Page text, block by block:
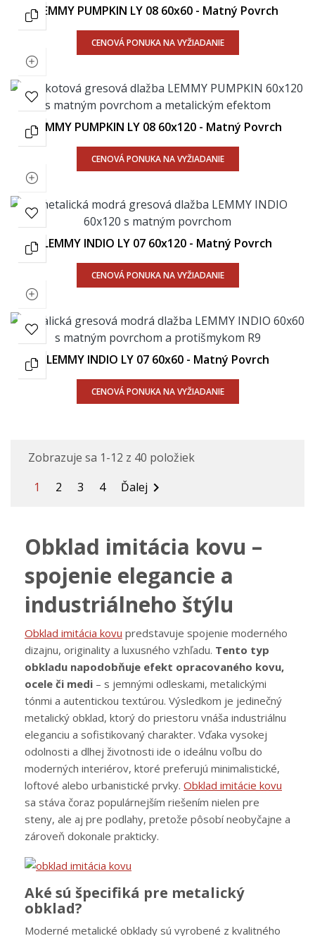
LEMMY PUMPKIN LY 08 60x60 - Matný Povrch
CENOVÁ PONUKA NA VYŽIADANIE
LEMMY PUMPKIN LY 08 60x120 - Matný Povrch
CENOVÁ PONUKA NA VYŽIADANIE
LEMMY INDIO LY 07 60x120 - Matný Povrch
CENOVÁ PONUKA NA VYŽIADANIE
LEMMY INDIO LY 07 60x60 - Matný Povrch
CENOVÁ PONUKA NA VYŽIADANIE
Zobrazuje sa 1-12 z 40 položiek
1
2 3 4 Ďalej 
Obklad imitácia kovu –
spojenie elegancie a
industriálneho štýlu
Obklad imitácia kovu predstavuje spojenie moderného
dizajnu, originality a luxusného vzhľadu. Tento typ
obkladu napodobňuje efekt opracovaného kovu,
ocele či medi – s jemnými odleskami, metalickými
tónmi a autentickou textúrou. Výsledkom je jedinečný
metalický obklad, ktorý do priestoru vnáša industriálnu
eleganciu a sofistikovaný charakter. Vďaka vysokej
odolnosti a dlhej životnosti ide o ideálnu voľbu do
moderných interiérov, ktoré preferujú minimalistické,
loftové alebo urbanistické prvky. Obklad imitácie kovu
sa stáva čoraz populárnejším riešením nielen pre
steny, ale aj pre podlahy, pretože pôsobí neobyčajne a
zároveň dokonale prakticky.
Aké sú špecifiká pre metalický
obklad?
Moderné metalické obklady sú vyrobené z kvalitného